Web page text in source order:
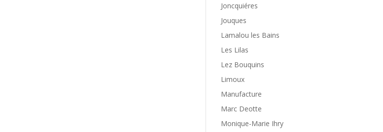
Joncquiéres
Jouques
Lamalou les Bains
Les Lilas
Lez Bouquins
Limoux
Manufacture
Marc Deotte
Monique-Marie Ihry